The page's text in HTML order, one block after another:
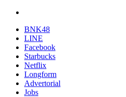
BNK48
LINE
Facebook
Starbucks
Netflix
Longform
Advertorial
Jobs